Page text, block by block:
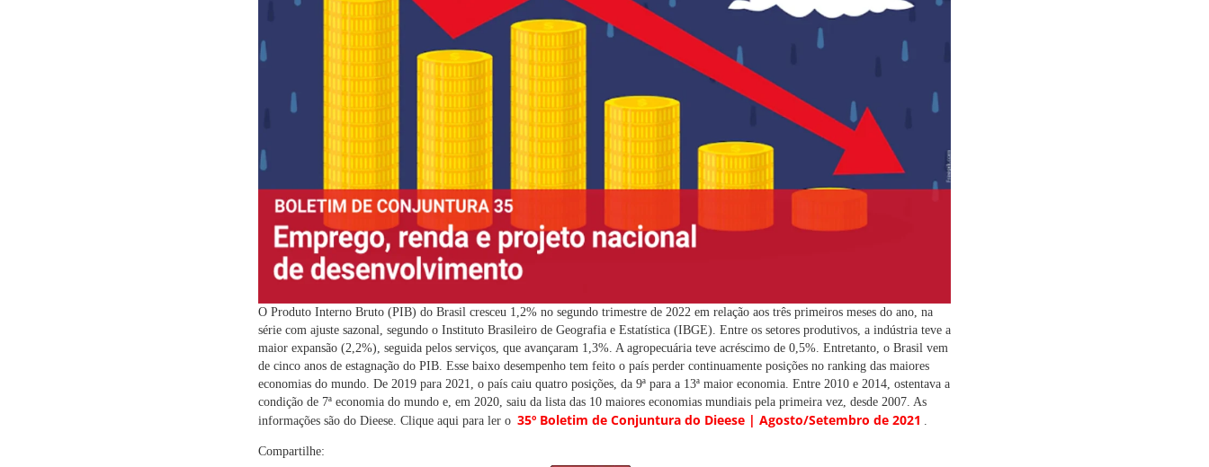
O Produto Interno Bruto (PIB) do Brasil cresceu 1,2% no segundo trimestre de 2022 em relação aos três primeiros meses do ano, na
série com ajuste sazonal, segundo o Instituto Brasileiro de Geografia e Estatística (IBGE). Entre os setores produtivos, a indústria teve a
maior expansão (2,2%), seguida pelos serviços, que avançaram 1,3%. A agropecuária teve acréscimo de 0,5%. Entretanto, o Brasil vem
de cinco anos de estagnação do PIB. Esse baixo desempenho tem feito o país perder continuamente posições no ranking das maiores
economias do mundo. De 2019 para 2021, o país caiu quatro posições, da 9ª para a 13ª maior economia. Entre 2010 e 2014, ostentava a
condição de 7ª economia do mundo e, em 2020, saiu da lista das 10 maiores economias mundiais pela primeira vez, desde 2007. As
informações são do Dieese. Clique aqui para ler o 35º Boletim de Conjuntura do Dieese | Agosto/Setembro de 2021 .
Compartilhe: